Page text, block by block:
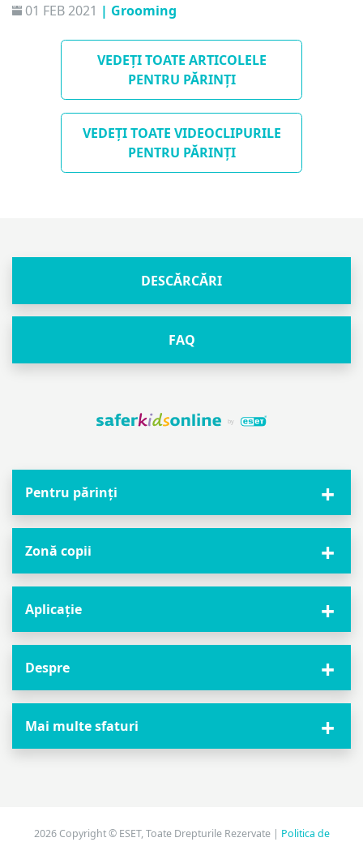
intenții, cum ar fi urmărirea copiilor. Ce puteți face în
pentru a proteja copiii împotriva prădătorilor și
01 FEB 2021 | Grooming
VEDEȚI TOATE ARTICOLELE
PENTRU PĂRINȚI
VEDEȚI TOATE VIDEOCLIPURILE
PENTRU PĂRINȚI
DESCĂRCĂRI
FAQ
Pentru părinți
Zonă copii
Aplicație
Despre
Mai multe sfaturi
2026 Copyright © ESET, Toate Drepturile Rezervate | Politica de